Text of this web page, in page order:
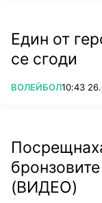
Един от
се сгоди
ПОВЕЧЕ ОТ
ВОЛЕЙБОЛ10:43
(ВИДЕО)